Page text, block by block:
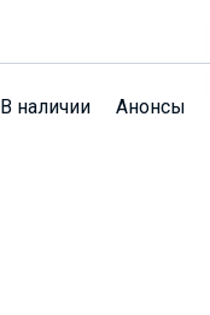
В наличии Анонсы